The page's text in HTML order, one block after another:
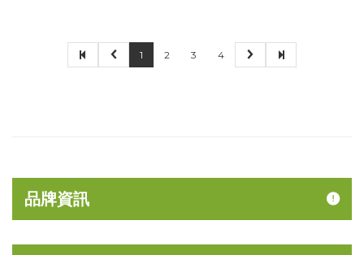
1 2 3 4
品牌資訊